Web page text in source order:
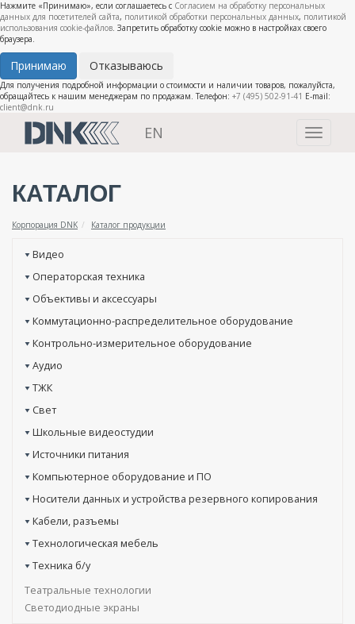
Нажмите «Принимаю», если соглашаетесь с Согласием на обработку персональных
данных для посетителей сайта, политикой обработки персональных данных, политикой
использования cookie-файлов. Запретить обработку cookie можно в настройках своего
браузера.
Принимаю Отказываюсь
Для получения подробной информации о стоимости и наличии товаров, пожалуйста,
обращайтесь к нашим менеджерам по продажам. Телефон: +7 (495) 502-91-41 E-mail:
client@dnk.ru
Toggle
EN
КАТАЛОГ
Корпорация DNK Каталог продукции
Видео
Операторская техника
Объективы и аксессуары
Коммутационно-распределительное оборудование
Контрольно-измерительное оборудование
Аудио
ТЖК
Свет
Школьные видеостудии
Источники питания
Компьютерное оборудование и ПО
Носители данных и устройства резервного копирования
Кабели, разъемы
Технологическая мебель
Техника б/у
Театральные технологии
Светодиодные экраны